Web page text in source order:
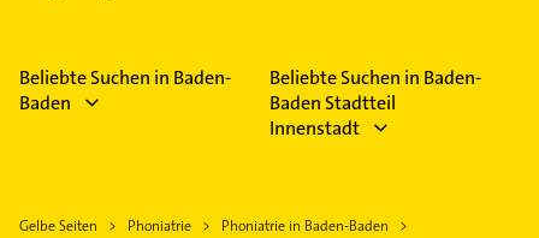
Beliebte Suchen in Baden-
Baden
Beliebte Suchen in Baden-
Baden Stadtteil
Innenstadt
Gelbe Seiten Phoniatrie
Phoniatrie in Baden-Baden